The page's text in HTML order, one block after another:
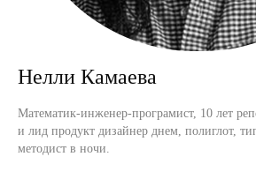
Нелли Камаева
Математик-инженер-програмист, 10 лет
и лид продукт дизайнер днем, полиглот,
методист в ночи.